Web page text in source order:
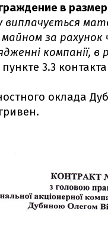
в
виплачується
за
компанії, в
3.3 контакта
оклада